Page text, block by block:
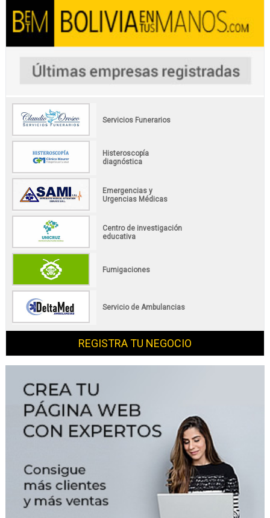
Servicios Funerarios
Histeroscopía
diagnóstica
Emergencias y
Urgencias Médicas
Centro de investigación
educativa
Fumigaciones
Servicio de Ambulancias
REGISTRA TU NEGOCIO